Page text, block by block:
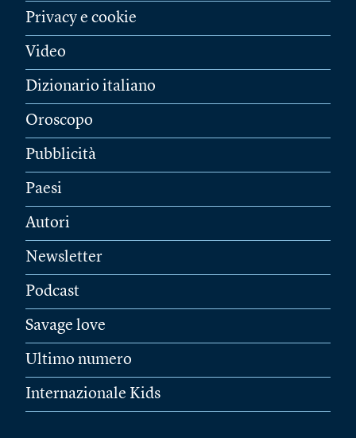
Privacy e cookie
Video
Dizionario italiano
Oroscopo
Pubblicità
Paesi
Autori
Newsletter
Podcast
Savage love
Ultimo numero
Internazionale Kids